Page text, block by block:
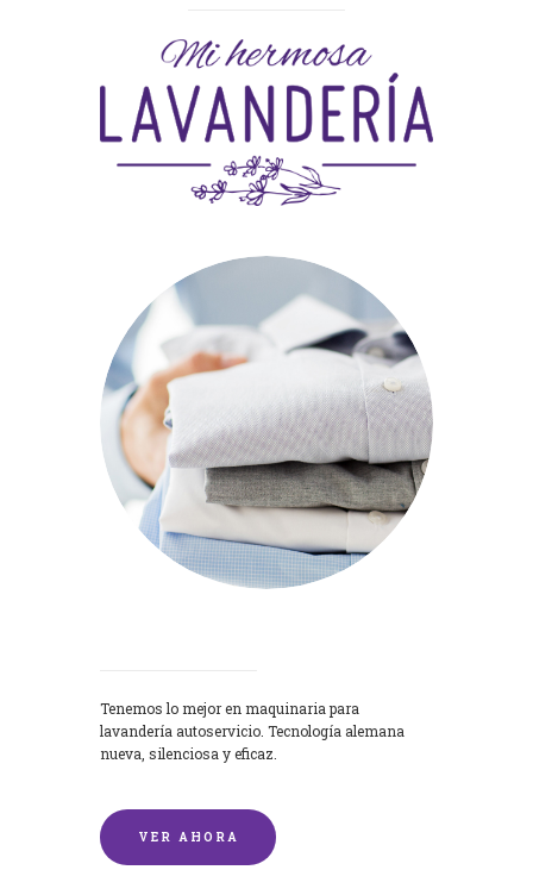
Tenemos lo mejor en maquinaria para
lavandería autoservicio. Tecnología alemana
nueva, silenciosa y eficaz.
VER AHORA